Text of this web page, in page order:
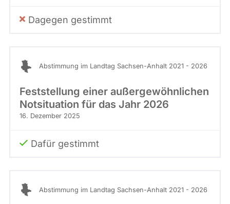
Dagegen gestimmt
Abstimmung im Landtag Sachsen-Anhalt 2021 - 2026
Feststellung einer außergewöhnlichen
Notsituation für das Jahr 2026
16. Dezember 2025
Dafür gestimmt
Abstimmung im Landtag Sachsen-Anhalt 2021 - 2026